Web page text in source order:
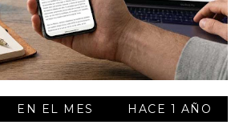
EN EL MES HACE 1 AÑO